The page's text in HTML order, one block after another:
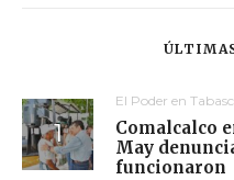
El Poder en
Comalcalco
May
funcionaron